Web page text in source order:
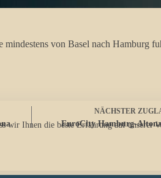
wir Ihnen die beste Erfahrung auf unserer
von Basel nach Hamburg
NÄCHSTER
EuroCity Hamburg-